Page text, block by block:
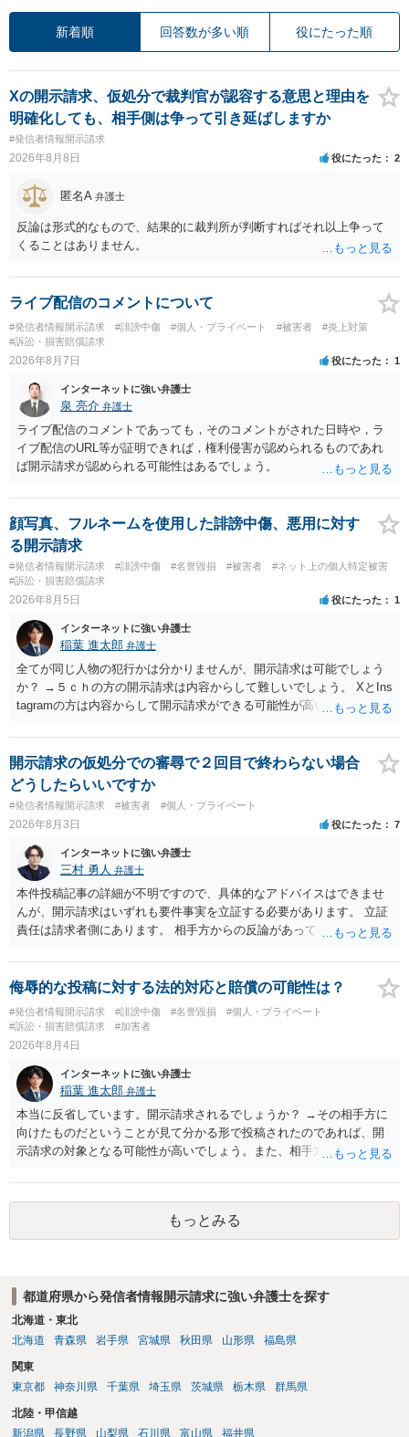
新着順 回答数が多い順 役にたった順
Xの開示請求、仮処分で裁判官が認容する意思と理由を
明確化しても、相手側は争って引き延ばしますか
#発信者情報開示請求
2026年8月8日 役にたった 2
匿名A 弁護士
反論は形式的なもので、結果的に裁判所が判断すればそれ以上争って
くることはありません。
ライブ配信のコメントについて
#発信者情報開示請求 #誹謗中傷 #個人・プライベート #被害者
#炎上対策
#訴訟・損害賠償請求
2026年8月7日 役にたった 1
インターネットに強い弁護士
泉 亮介 弁護士
ライブ配信のコメントであっても，そのコメントがされた日時や，ラ
イブ配信のURL等が証明できれば，権利侵害が認められるものであれ
ば開示請求が認められる可能性はあるでしょう。
顔写真、フルネームを使用した誹謗中傷、悪用に対す
る開示請求
#発信者情報開示請求 #誹謗中傷 #名誉毀損 #被害者
#ネット上の個人特定被害
#訴訟・損害賠償請求
2026年8月5日 役にたった 1
インターネットに強い弁護士
稲葉 進太郎 弁護士
全てが同じ人物の犯行かは分かりませんが、開示請求は可能でしょう
か？ →５ｃｈの方の開示請求は内容からして難しいでしょう。 XとIns
tagramの方は内容からして開示請求ができる可能性が高いでしょう。
いでしょう。７月中にアカウントが削除されている場合、今から進め
ても失敗する可能性が高いように思われます。 相手を特定できた場
合、相手に全ての弁護士費用を負担させることは可能でしょうか？ →
訴訟外の交渉で相手方が認めれば負担させることができるでしょう。
訴訟で判決となった場合は、実際の弁護士費用が認められる場合と認
められない場合があり何ともいえないところでしょう。
開示請求の仮処分での審尋で２回目で終わらない場合
どうしたらいいですか
#発信者情報開示請求 #被害者 #個人・プライベート
2026年8月3日 役にたった 7
インターネットに強い弁護士
三村 勇人 弁護士
本件投稿記事の詳細が不明ですので、具体的なアドバイスはできませ
んが、開示請求はいずれも要件事実を立証する必要があります。 立証
責任は請求者側にあります。 相手方からの反論があっても、裁判官が
方が口頭で反論したのは、仮処分は迅速性が要求されるためです。 書
面での反論となれば、より遅延する可能性がございます。 また、本件
はXのため、APのIPアドレスの保存期間の問題もございます。 開示請
求は法律知識が不可欠ですが、それだけでは足りず、実務を踏まえた
方法を選択することが重要です。
侮辱的な投稿に対する法的対応と賠償の可能性は？
#発信者情報開示請求 #誹謗中傷 #名誉毀損
#個人・プライベート
#訴訟・損害賠償請求
#加害者
2026年8月4日
インターネットに強い弁護士
稲葉 進太郎 弁護士
本当に反省しています。開示請求されるでしょうか？ →その相手方に
向けたものだということが見て分かる形で投稿されたのであれば、開
示請求の対象となる可能性が高いでしょう。また、相手方の投稿した
と存じます。発信者情報開示請求が進むと、投稿に使った回線の契約
者のところに、意見照会がなされます。アカウント情報開示の場合
は、アカウントの登録メールに意見照会がなされます。 また、された
場合賠償金はいくらでしょうか。 →ケースバイケースであり、数万円
もっとみる
都道府県から発信者情報開示請求に強い弁護士を探す
北海道・東北
北海道
青森県 岩手県 宮城県 秋田県 山形県 福島県
関東
東京都
神奈川県 千葉県 埼玉県 茨城県 栃木県 群馬県
北陸・甲信越
新潟県
長野県 山梨県 石川県 富山県 福井県